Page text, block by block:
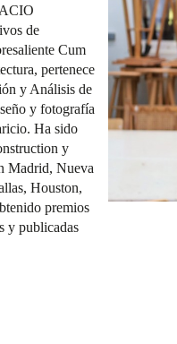
de
Cum
pertenece
y Análisis de
y fotografía
Ha sido
y
Madrid, Nueva
Houston,
premios
y publicadas